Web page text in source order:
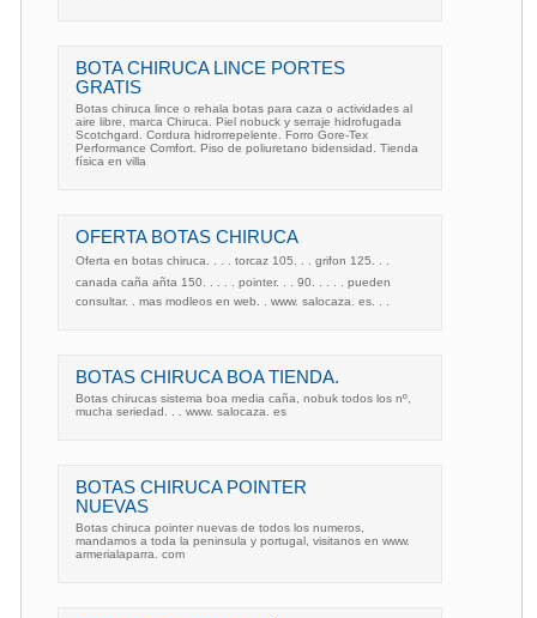
BOTA CHIRUCA LINCE PORTES
GRATIS
Botas chiruca lince o rehala botas para caza o actividades al
aire libre, marca Chiruca. Piel nobuck y serraje hidrofugada
Scotchgard. Cordura hidrorrepelente. Forro Gore-Tex
Performance Comfort. Piso de poliuretano bidensidad. Tienda
física en villa
OFERTA BOTAS CHIRUCA
Oferta en botas chiruca. . . . torcaz 105. . . grifon 125. . .
canada caña añta 150. . . . . pointer. . . 90. . . . . pueden
consultar. . mas modleos en web. . www. salocaza. es. . .
BOTAS CHIRUCA BOA TIENDA.
Botas chirucas sistema boa media caña, nobuk todos los nº,
mucha seriedad. . . www. salocaza. es
BOTAS CHIRUCA POINTER
NUEVAS
Botas chiruca pointer nuevas de todos los numeros,
mandamos a toda la peninsula y portugal, visitanos en www.
armerialaparra. com